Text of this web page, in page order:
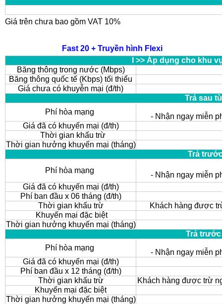
Giá trên chưa bao gồm VAT 10%
Fast 20 + Truyền hình Flexi
I >> Áp dụng cho khu
Băng thông trong nước (Mbps)
Băng thông quốc tế (Kbps) tối thiểu
Giá chưa có khuyễn mại (đ/th)
Trả sau
Phí hòa mạng
- Nhận ngay miễn
Giá đã có khuyến mại (đ/th)
Thời gian khấu trừ
Thời gian hưởng khuyến mại (tháng)
Trả
Phí hòa mạng
- Nhận ngay miễn
Giá đã có khuyến mại (đ/th)
Phí ban đầu x 06 tháng (đ/th)
Thời gian khấu trừ
Khách hàng được
Khuyến mại đặc biệt
Thời gian hưởng khuyến mại (tháng)
Trả trước
Phí hòa mạng
- Nhận ngay miễn
Giá đã có khuyến mại (đ/th)
Phí ban đầu x 12 tháng (đ/th)
Thời gian khấu trừ
Khách hàng được trừ
Khuyến mại đặc biệt
Thời gian hưởng khuyến mại (tháng)